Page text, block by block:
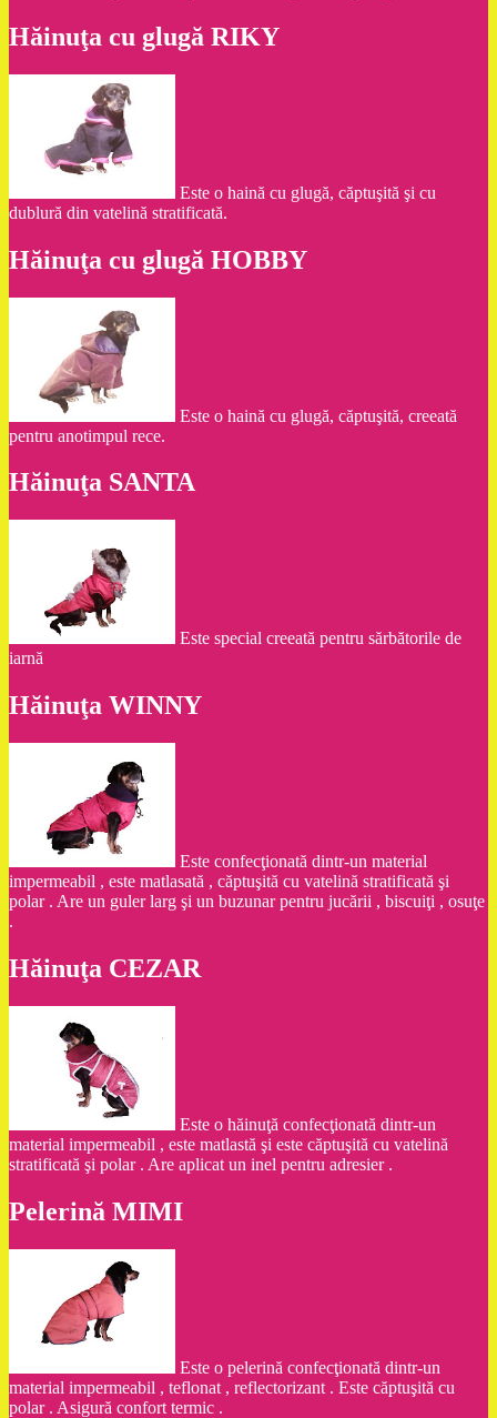
Hăinuţa cu glugă RIKY
Este o haină cu glugă, căptuşită şi cu
dublură din vatelină stratificată.
Hăinuţa cu glugă HOBBY
Este o haină cu glugă, căptuşită, creeată
pentru anotimpul rece.
Hăinuţa SANTA
Este special creeată pentru sărbătorile de
iarnă
Hăinuţa WINNY
Este confecţionată dintr-un material
impermeabil , este matlasată , căptuşită cu vatelină stratificată şi
polar . Are un guler larg şi un buzunar pentru jucării , biscuiţi , osuţe
.
Hăinuţa CEZAR
Este o hăinuţă confecţionată dintr-un
material impermeabil , este matlastă şi este căptuşită cu vatelină
stratificată şi polar . Are aplicat un inel pentru adresier .
Pelerină MIMI
Este o pelerină confecţionată dintr-un
material impermeabil , teflonat , reflectorizant . Este căptuşită cu
polar . Asigură confort termic .